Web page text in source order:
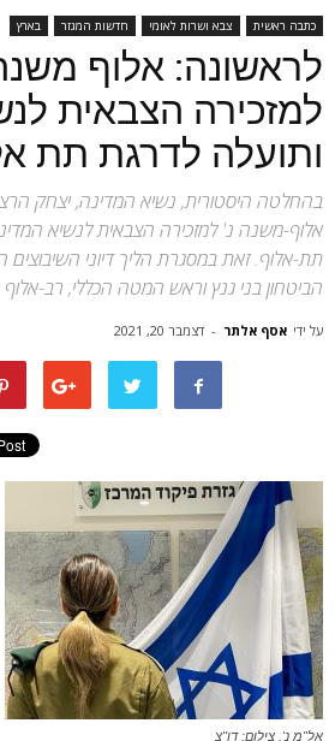
כתבה ראשית צבא ושרות לאומי חדשות המגזר בארץ
לראשונה: אלוף
למזכירה הצבאית
ותועלה לדרגת תת
בהחלטה היסטורית, נשיא המדינה, יצחק
אלוף-משנה נ' למזכירה הצבאית לנשיא
תת-אלוף. זאת במסגרת הליך דיוני
הביטחון בני גנץ וראש המטה הכללי, רב-אלוף
על ידי אסף אלתר - דצמבר 20, 2021
אל"מ נ'. צילום: דו"צ